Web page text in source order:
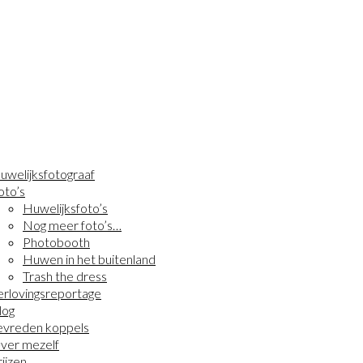
Huwelijksfoto’s
Nog meer foto’s…
Photobooth
Huwen in het buitenland
Trash the dress
koppels
mezelf